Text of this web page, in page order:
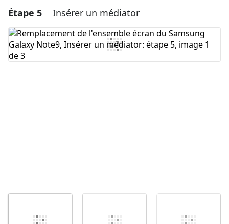
Ajouter un commentaire
Ajouter un commentaire
Étape 5 Insérer un médiator